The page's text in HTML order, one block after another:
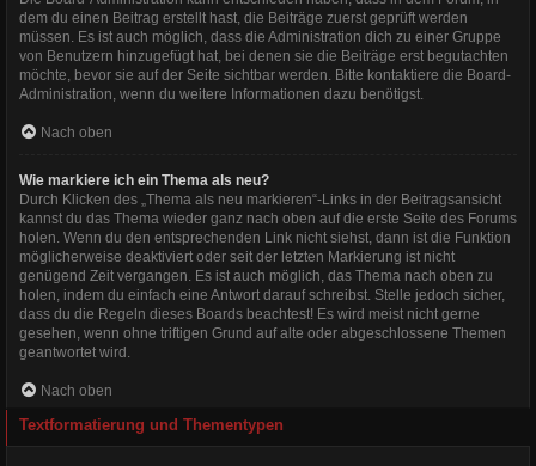
dem du einen Beitrag erstellt hast, die Beiträge zuerst geprüft werden
müssen. Es ist auch möglich, dass die Administration dich zu einer Gruppe
von Benutzern hinzugefügt hat, bei denen sie die Beiträge erst begutachten
möchte, bevor sie auf der Seite sichtbar werden. Bitte kontaktiere die Board-
Administration, wenn du weitere Informationen dazu benötigst.
Nach oben
Wie markiere ich ein Thema als neu?
Durch Klicken des „Thema als neu markieren“-Links in der Beitragsansicht
kannst du das Thema wieder ganz nach oben auf die erste Seite des Forums
holen. Wenn du den entsprechenden Link nicht siehst, dann ist die Funktion
möglicherweise deaktiviert oder seit der letzten Markierung ist nicht
genügend Zeit vergangen. Es ist auch möglich, das Thema nach oben zu
holen, indem du einfach eine Antwort darauf schreibst. Stelle jedoch sicher,
dass du die Regeln dieses Boards beachtest! Es wird meist nicht gerne
gesehen, wenn ohne triftigen Grund auf alte oder abgeschlossene Themen
geantwortet wird.
Nach oben
Textformatierung und Thementypen